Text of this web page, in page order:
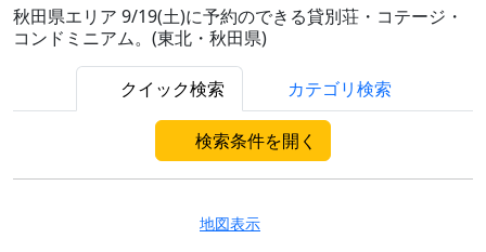
秋田県エリア 9/19(土)に予約のできる貸別荘・コテージ・
コンドミニアム。(東北・秋田県)
クイック検索 カテゴリ検索
検索条件を開く
地図表示